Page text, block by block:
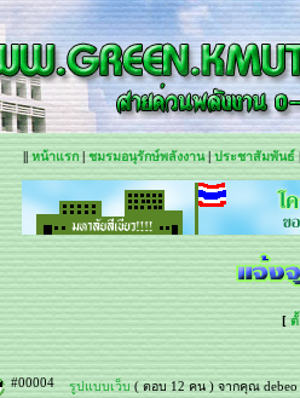
||หน้าแรก| ชมรมอนุรักษ์พลังงาน| ประชาสัมพันธ์
[ตั้
#00004 รูปแบบเว็บ ( ตอบ 12 คน ) จากคุณ